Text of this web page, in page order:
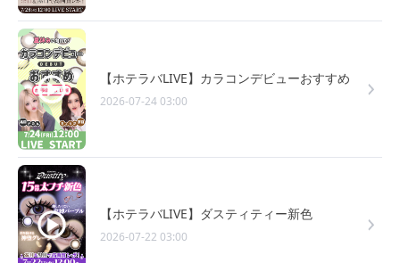
【ホテラバLIVE】カラコンデビューおすすめ
2026-07-24 03:00
【ホテラバLIVE】ダスティティー新色
2026-07-22 03:00